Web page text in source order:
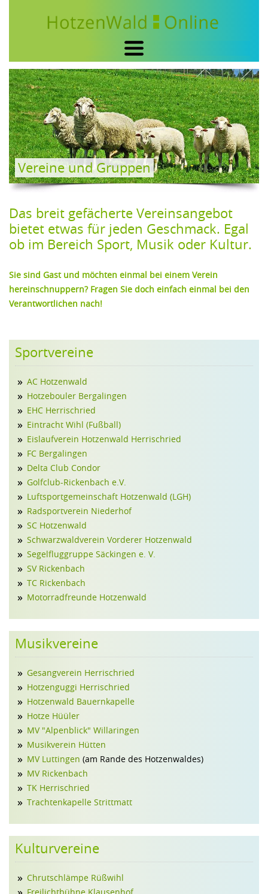
HOME
DER HOTZENWALD
TOURISMUS
FREIZEIT
AUSFLUGSZIELE
IN DER UMGEBUNG
KINO, KUNST& KULTUR
VEREINE
FAMILIE
Vereine und Gruppen
Das breit gefächerte Vereinsangebot
bietet etwas für jeden Geschmack. Egal
ob im Bereich Sport, Musik oder Kultur.
Sie sind Gast und möchten einmal bei einem Verein
hereinschnuppern? Fragen Sie doch einfach einmal bei den
Verantwortlichen nach!
Sportvereine
AC Hotzenwald
Hotzebouler Bergalingen
EHC Herrischried
Eintracht Wihl (Fußball)
Eislaufverein Hotzenwald Herrischried
FC Bergalingen
Delta Club Condor
Golfclub-Rickenbach e.V.
Luftsportgemeinschaft Hotzenwald (LGH)
Radsportverein Niederhof
SC Hotzenwald
Schwarzwaldverein Vorderer Hotzenwald
Segelfluggruppe Säckingen e. V.
SV Rickenbach
TC Rickenbach
Motorradfreunde Hotzenwald
Musikvereine
Gesangverein Herrischried
Hotzenguggi Herrischried
Hotzenwald Bauernkapelle
Hotze Hüüler
MV "Alpenblick" Willaringen
Musikverein Hütten
MV Luttingen (am Rande des Hotzenwaldes)
MV Rickenbach
TK Herrischried
Trachtenkapelle Strittmatt
Kulturvereine
Chrutschlämpe Rüßwihl